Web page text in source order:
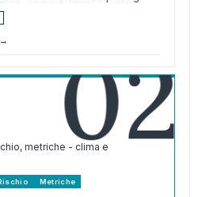
→ 02
metriche - clima e
Metriche